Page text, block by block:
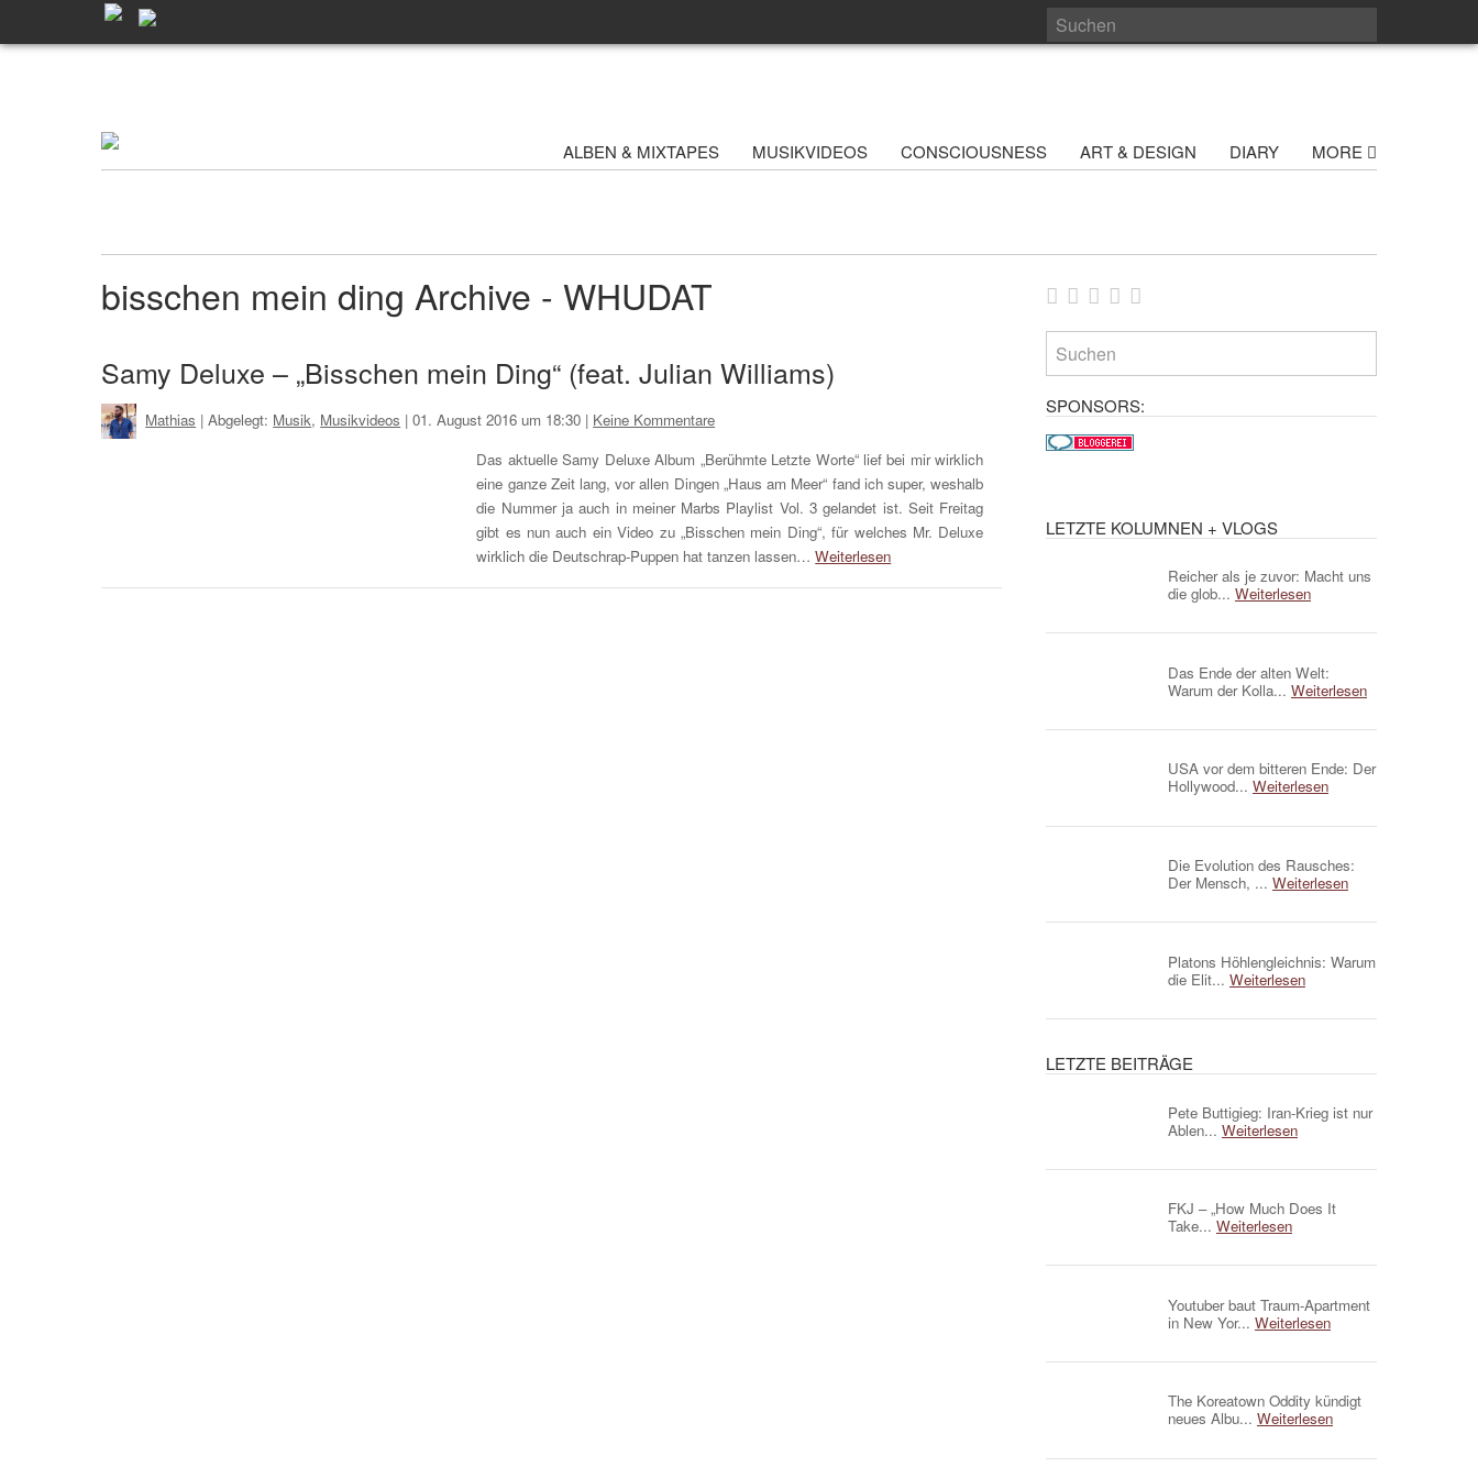
ALBEN & MIXTAPES MUSIKVIDEOS CONSCIOUSNESS ART & DESIGN DIARY MORE
bisschen mein ding Archive - WHUDAT
Samy Deluxe – „Bisschen mein Ding“ (feat. Julian Williams)
Mathias | Abgelegt: Musik, Musikvideos |01. August 2016 um 18:30 | Keine Kommentare
Das aktuelle Samy Deluxe Album „Berühmte Letzte Worte“ lief bei mir wirklich
eine ganze Zeit lang, vor allen Dingen „Haus am Meer“ fand ich super, weshalb
die Nummer ja auch in meiner Marbs Playlist Vol. 3 gelandet ist. Seit Freitag
gibt es nun auch ein Video zu „Bisschen mein Ding“, für welches Mr. Deluxe
wirklich die Deutschrap-Puppen hat tanzen lassen…Weiterlesen
SPONSORS:
LETZTE KOLUMNEN + VLOGS
Reicher als je zuvor: Macht uns
die glob... Weiterlesen
Das Ende der alten Welt:
Warum der Kolla... Weiterlesen
USA vor dem bitteren Ende: Der
Hollywood... Weiterlesen
Die Evolution des Rausches:
Der Mensch, ... Weiterlesen
Platons Höhlengleichnis: Warum
die Elit... Weiterlesen
LETZTE BEITRÄGE
Pete Buttigieg: Iran-Krieg ist nur
Ablen... Weiterlesen
FKJ – „How Much Does It
Take... Weiterlesen
Youtuber baut Traum-Apartment
in New Yor... Weiterlesen
The Koreatown Oddity kündigt
neues Albu... Weiterlesen